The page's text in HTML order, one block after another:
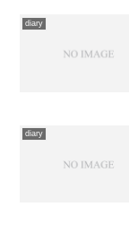
diary
diary